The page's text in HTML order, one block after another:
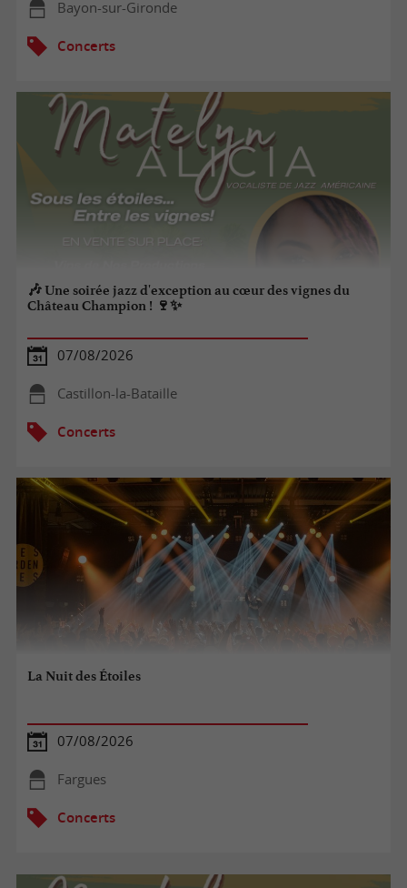
Bayon-sur-Gironde
Concerts
🎶 Une soirée jazz d'exception au cœur des vignes du
Château Champion ! 🍷✨
07/08/2026
Castillon-la-Bataille
Concerts
La Nuit des Étoiles
07/08/2026
Fargues
Concerts